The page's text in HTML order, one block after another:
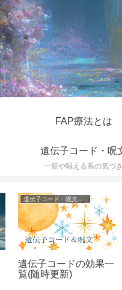
FAP療法とは
遺伝子コード・呪
一覧や唱える系の気づき
遺伝子コード・呪文一覧
遺伝子コードの効果一
覧(随時更新)